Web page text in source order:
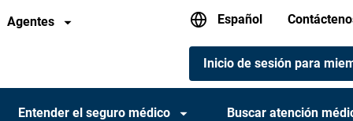
a new window
Agentes- Opens in a new window Español
Menú
utilidades
Menú
utilidades
Inicio de sesión para
Entender el seguro médico Buscar atención